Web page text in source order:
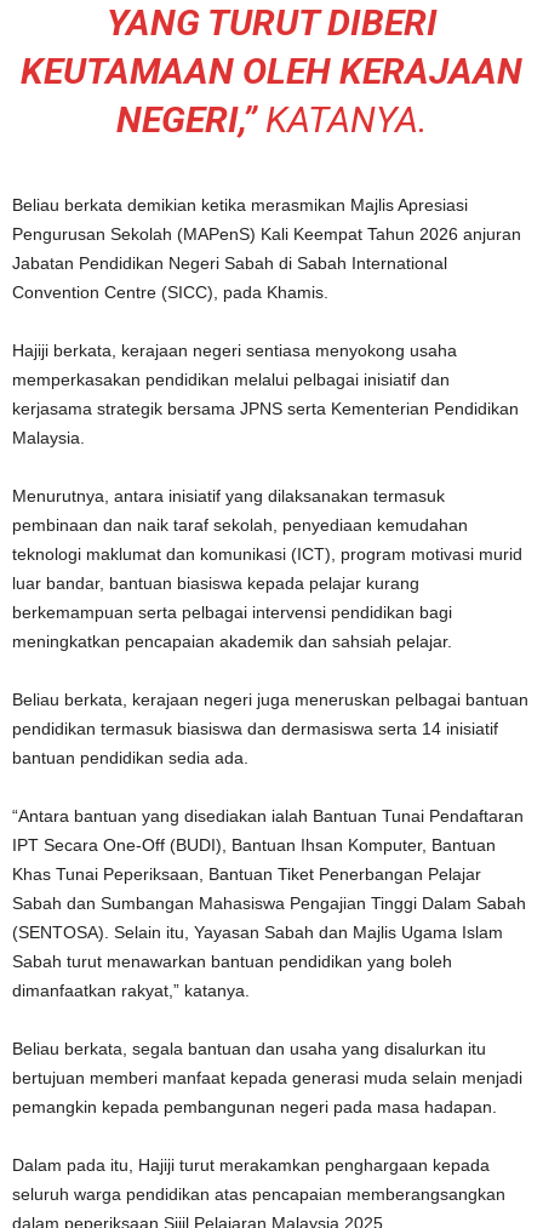
YANG TURUT DIBERI
KEUTAMAAN OLEH KERAJAAN
NEGERI,” KATANYA.
Beliau berkata demikian ketika merasmikan Majlis Apresiasi
Pengurusan Sekolah (MAPenS) Kali Keempat Tahun 2026 anjuran
Jabatan Pendidikan Negeri Sabah di Sabah International
Convention Centre (SICC), pada Khamis.
Hajiji berkata, kerajaan negeri sentiasa menyokong usaha
memperkasakan pendidikan melalui pelbagai inisiatif dan
kerjasama strategik bersama JPNS serta Kementerian Pendidikan
Malaysia.
Menurutnya, antara inisiatif yang dilaksanakan termasuk
pembinaan dan naik taraf sekolah, penyediaan kemudahan
teknologi maklumat dan komunikasi (ICT), program motivasi murid
luar bandar, bantuan biasiswa kepada pelajar kurang
berkemampuan serta pelbagai intervensi pendidikan bagi
meningkatkan pencapaian akademik dan sahsiah pelajar.
Beliau berkata, kerajaan negeri juga meneruskan pelbagai bantuan
pendidikan termasuk biasiswa dan dermasiswa serta 14 inisiatif
bantuan pendidikan sedia ada.
“Antara bantuan yang disediakan ialah Bantuan Tunai Pendaftaran
IPT Secara One-Off (BUDI), Bantuan Ihsan Komputer, Bantuan
Khas Tunai Peperiksaan, Bantuan Tiket Penerbangan Pelajar
Sabah dan Sumbangan Mahasiswa Pengajian Tinggi Dalam Sabah
(SENTOSA). Selain itu, Yayasan Sabah dan Majlis Ugama Islam
Sabah turut menawarkan bantuan pendidikan yang boleh
dimanfaatkan rakyat,” katanya.
Beliau berkata, segala bantuan dan usaha yang disalurkan itu
bertujuan memberi manfaat kepada generasi muda selain menjadi
pemangkin kepada pembangunan negeri pada masa hadapan.
Dalam pada itu, Hajiji turut merakamkan penghargaan kepada
seluruh warga pendidikan atas pencapaian memberangsangkan
dalam peperiksaan Sijil Pelajaran Malaysia 2025.